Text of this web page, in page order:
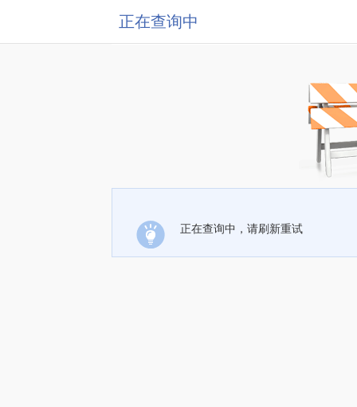
正在查询中
正在查询中，请刷新重试